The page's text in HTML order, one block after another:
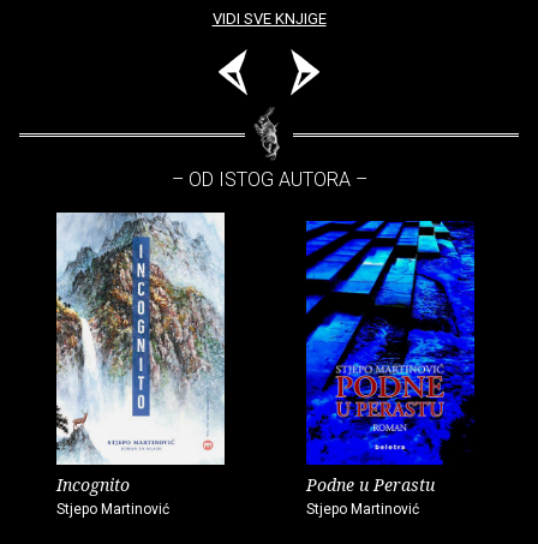
VIDI SVE KNJIGE
– OD ISTOG AUTORA –
Incognito
Stjepo Martinović
Podne u Perastu
Stjepo Martinović